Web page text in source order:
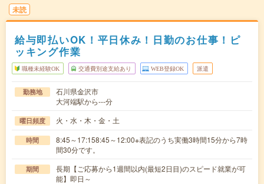
未読
給与即払いOK！平日休み！日勤のお仕事！ピ
ッキング作業
職種未経験OK 交通費別途支給あり WEB登録OK 派遣
勤務地
石川県金沢市
大河端駅から---分
曜日頻度 火・水・木・金・土
時間
8:45～17:158:45～12:00※表記のうち実働3時間15分から7時
間30分です。
期間
長期【ご応募から1週間以内(最短2日目)のスピード就業が可
能】即日～